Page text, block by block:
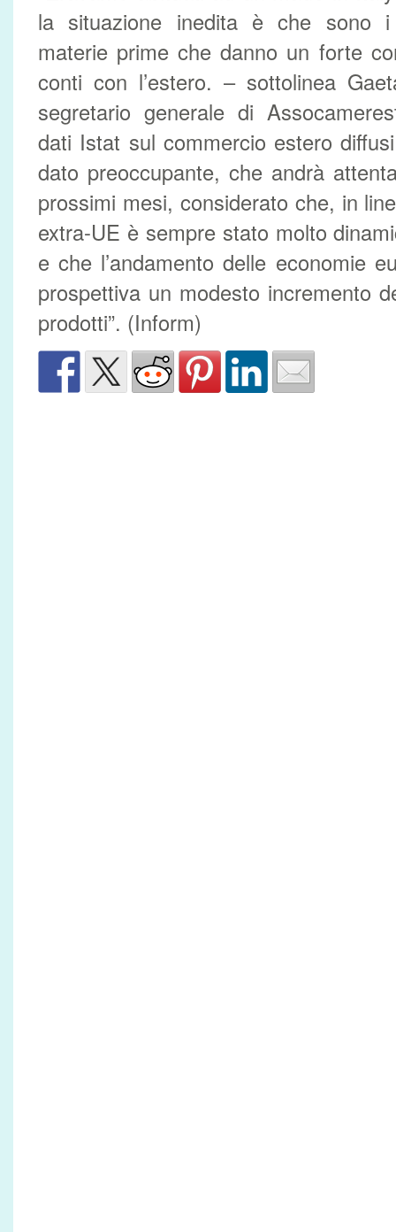
la situazione inedita è che sono
materie prime che danno un forte
conti con l’estero. – sottolinea
segretario generale di
dati Istat sul commercio estero
dato preoccupante, che andrà
prossimi mesi, considerato che, in
extra-UE è sempre stato molto
e che l’andamento delle economie
prospettiva un modesto incremento
prodotti”. (Inform)